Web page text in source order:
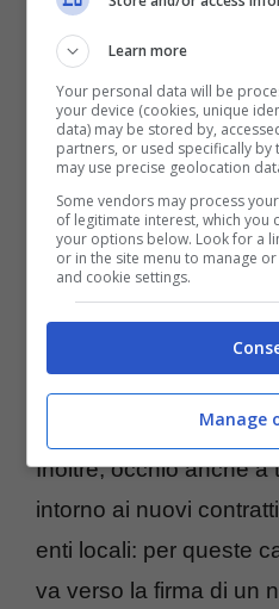
riguarda i dipendenti
vale a direministeri,
pubblicinon
Inoltre, occhio anche a
intorno ai nuovi
enti locali: per queste
va verso la firma di un
Learn more
Your personal data will be
your device (cookies, unique
data) may be stored by,
partners, or used specifically by
may use precise geolocation
Some vendors may process
of legitimate interest, which you
your options below. Look for a
or in the site menu to manage
and cookie settings.
Manage